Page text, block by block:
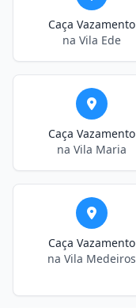
Caça Vazamento
na Vila Ede
Caça Vazamento
na Vila Maria
Caça Vazamento
na Vila Medeiros